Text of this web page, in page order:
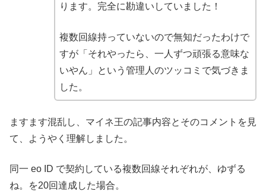
ります。完全に勘違いしていました！
複数回線持っていないので無知だったわけで
すが「それやったら、一人ずつ頑張る意味な
いやん」という管理人のツッコミで気づきま
した。
ますます混乱し、マイネ王の記事内容とそのコメントを見
て、ようやく理解しました。
同一 eo ID で契約している複数回線それぞれが、ゆずる
ね。を20回達成した場合。